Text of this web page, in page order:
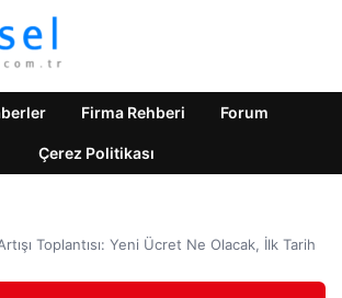
Firma Rehberi Forum
Çerez Politikası
Toplantısı: Yeni Ücret Ne Olacak, İlk Tarih